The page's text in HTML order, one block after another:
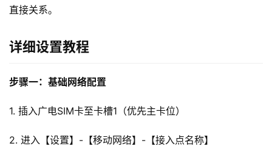
直接关系。
详细设置教程
步骤一：基础网络配置
1. 插入广电SIM卡至卡槽1（优先主卡位）
2. 进入【设置】-【移动网络】-【接入点名称】